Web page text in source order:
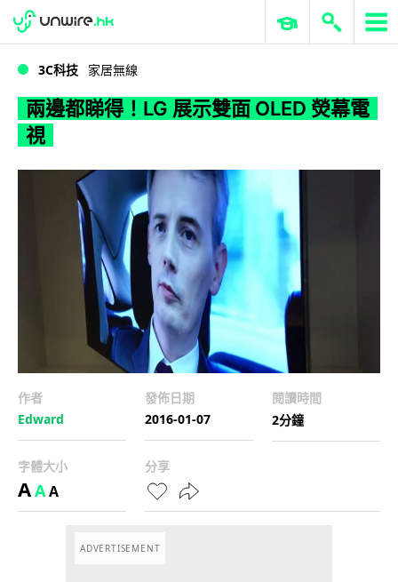
兩邊都睇得！LG 展示雙面 OLED 熒幕電視
WWDC 2026 ERP 與商業 AI
3C科技 家居無線
兩邊都睇得！LG 展示雙面 OLED 熒幕電
視
作者
Edward
發佈日期
2016-01-07
閱讀時間
2分鐘
字體大小
AAA
分享
ADVERTISEMENT